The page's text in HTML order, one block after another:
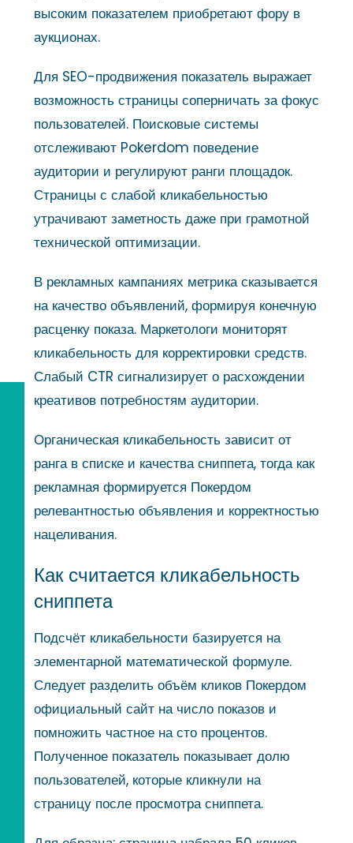
высоким показателем приобретают фору в
аукционах.
Для SEO-продвижения показатель выражает
возможность страницы соперничать за фокус
пользователей. Поисковые системы
отслеживают Pokerdom поведение
аудитории и регулируют ранги площадок.
Страницы с слабой кликабельностью
утрачивают заметность даже при грамотной
технической оптимизации.
В рекламных кампаниях метрика сказывается
на качество объявлений, формируя конечную
расценку показа. Маркетологи мониторят
кликабельность для корректировки средств.
Слабый CTR сигнализирует о расхождении
креативов потребностям аудитории.
Органическая кликабельность зависит от
ранга в списке и качества сниппета, тогда как
рекламная формируется Покердом
релевантностью объявления и корректностью
нацеливания.
Как считается кликабельность
сниппета
Подсчёт кликабельности базируется на
элементарной математической формуле.
Следует разделить объём кликов Покердом
официальный сайт на число показов и
помножить частное на сто процентов.
Полученное показатель показывает долю
пользователей, которые кликнули на
страницу после просмотра сниппета.